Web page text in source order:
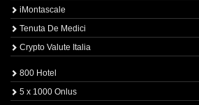
iMontascale
Tenuta De Medici
Crypto Valute Italia
800 Hotel
5 x 1000 Onlus